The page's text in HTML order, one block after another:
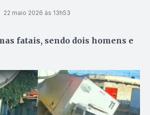
22 maio 2026 às 13h53
fatais, sendo dois homens e